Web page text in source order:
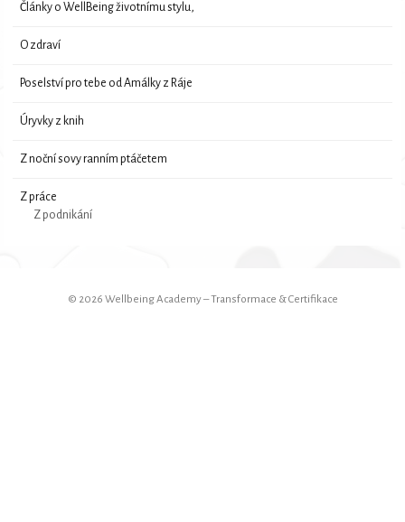
Články o WellBeing životnímu stylu,
O zdraví
Poselství pro tebe od Amálky z Ráje
Úryvky z knih
Z noční sovy ranním ptáčetem
Z práce
Z podnikání
© 2026 Wellbeing Academy – Transformace & Certifikace